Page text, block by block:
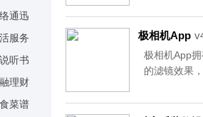
以免费进行
来自官网，
极相机App
极相机App
的滤镜效果
够捕捉到更
通迅
服务
听书
理财
菜谱